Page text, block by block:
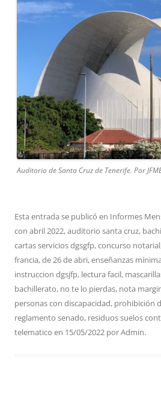
Auditorio de Santa Cruz de Tenerife. Por
Esta entrada se publicó en Informes
con abril 2022,auditorio santa cruz,
cartas servicios dgsgfp,concurso notarial
francia,de 26 de abri,enseñanzas
instruccion dgsjfp, lectura facil,
bachillerato, no te lo pierdas, nota
personas con discapacidad, prohibición
reglamento senado, residuos suelos
telematico en 15/05/2022 porAdmin.